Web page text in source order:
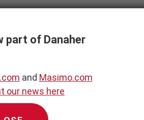
réel avec connectivité
Capnographe
Capnographie portable en
Résultats immédiats
–
part of Danaher
and Masimo.com
our news here